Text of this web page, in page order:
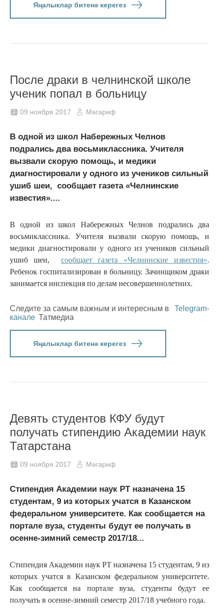
Яңалыклар битенә керегез
После драки в челнинской школе
ученик попал в больницу
09 ноября 2017 Мәгариф
В одной из школ Набережных Челнов
подрались два восьмиклассника. Учителя
вызвали скорую помощь, и медики
диагностировали у одного из учеников сильный
ушиб шеи, сообщает газета «Челнинские
известия»....
В одной из школ Набережных Челнов подрались два
восьмиклассника. Учителя вызвали скорую помощь, и
медики диагностировали у одного из учеников сильный
ушиб шеи, сообщает газета «Челнинские известия».
Ребенок госпитализирован в больницу. Зачинщиком драки
занимается инспекция по делам несовершеннолетних.
Следите за самым важным и интересным в
Telegram-
канале Татмедиа
Яңалыклар битенә керегез
Девять студентов КФУ будут
получать стипендию Академии наук
Татарстана
09 ноября 2017 Мәгариф
Стипендия Академии наук РТ назначена 15
студентам, 9 из которых учатся в Казанском
федеральном университете. Как сообщается на
портале вуза, студенты будут ее получать в
осенне-зимний семестр 2017/18...
Стипендия Академии наук РТ назначена 15 студентам, 9 из
которых учатся в Казанском федеральном университете.
Как сообщается на портале вуза, студенты будут ее
получать в осенне-зимний семестр 2017/18 учебного года.